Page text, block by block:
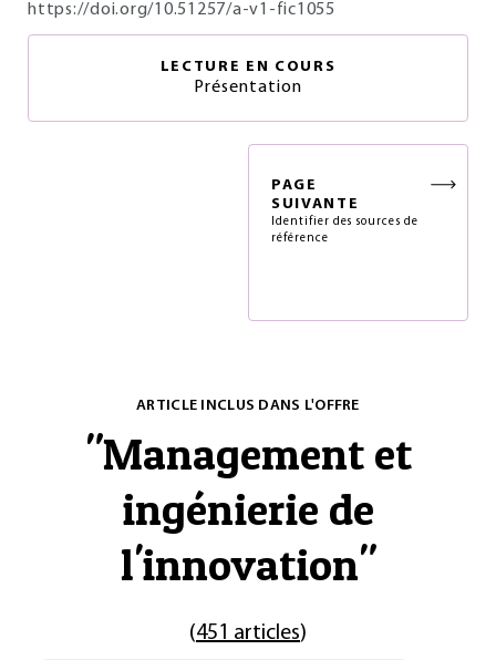
https://doi.org/10.51257/a-v1-fic1055
LECTURE EN COURS
Présentation
PAGE
SUIVANTE
Identifier des sources de
référence
ARTICLE INCLUS DANS L'OFFRE
"Management et
ingénierie de
l'innovation"
(451 articles)